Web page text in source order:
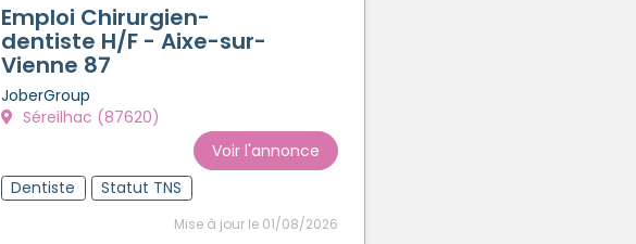
Emploi Chirurgien-
dentiste H/F - Aixe-sur-
Vienne 87
JoberGroup
Séreilhac (87620)
Voir l'annonce
Dentiste
Statut TNS
Mise à jour le 01/08/2026